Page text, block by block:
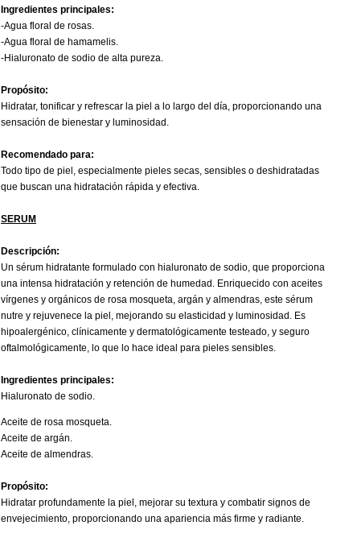
Ingredientes principales:
-Agua floral de rosas.
-Agua floral de hamamelis.
-Hialuronato de sodio de alta pureza.
Propósito:
Hidratar, tonificar y refrescar la piel a lo largo del día, proporcionando una
sensación de bienestar y luminosidad.
Recomendado para:
Todo tipo de piel, especialmente pieles secas, sensibles o deshidratadas
que buscan una hidratación rápida y efectiva.
SERUM
Descripción:
Un sérum hidratante formulado con hialuronato de sodio, que proporciona
una intensa hidratación y retención de humedad. Enriquecido con aceites
vírgenes y orgánicos de rosa mosqueta, argán y almendras, este sérum
nutre y rejuvenece la piel, mejorando su elasticidad y luminosidad. Es
hipoalergénico, clínicamente y dermatológicamente testeado, y seguro
oftalmológicamente, lo que lo hace ideal para pieles sensibles.
Ingredientes principales:
Hialuronato de sodio.
Aceite de rosa mosqueta.
Aceite de argán.
Aceite de almendras.
Propósito:
Hidratar profundamente la piel, mejorar su textura y combatir signos de
envejecimiento, proporcionando una apariencia más firme y radiante.